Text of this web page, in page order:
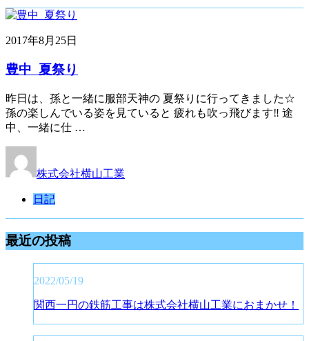
2017年8月25日
豊中 夏祭り
昨日は、孫と一緒に服部天神の 夏祭りに行ってきました☆
孫の楽しんでいる姿を見ていると 疲れも吹っ飛びます‼︎ 途
中、一緒に仕 …
株式会社横山工業
日記
最近の投稿
2022/05/19
関西一円の鉄筋工事は株式会社横山工業におまかせ！